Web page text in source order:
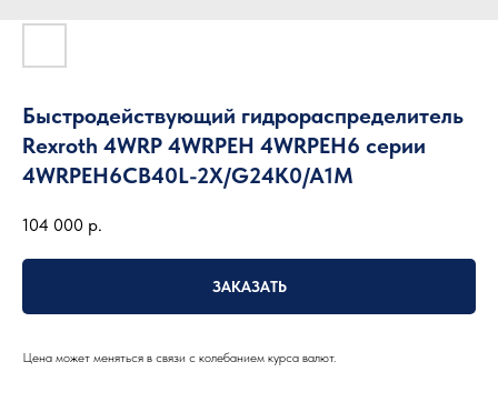
Быстродействующий гидрораспределитель
Rexroth 4WRP 4WRPEH 4WRPEH6 серии
4WRPEH6CB40L-2X/G24K0/A1M
104 000 р.
ЗАКАЗАТЬ
Цена может меняться в связи с колебанием курса валют.